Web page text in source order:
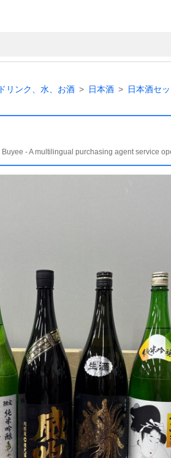
ドリンク、水、お酒 日本酒 日本酒セッ
Buyee - A multilingual purchasing agent service